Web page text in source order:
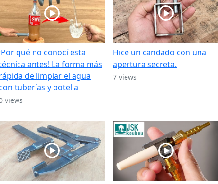
qué no conocí esta
antes! La forma más
de limpiar el agua
tuberías y botella
views
Hice un candado con una
apertura secreta.
7 views